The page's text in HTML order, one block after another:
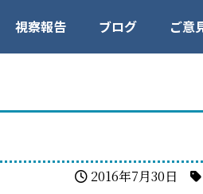
視察報告 ブログ ご意
2016年7月30日